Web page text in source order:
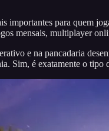
importantes para quem
mensais, multiplayer
e na pancadaria
Sim, é exatamente o tipo